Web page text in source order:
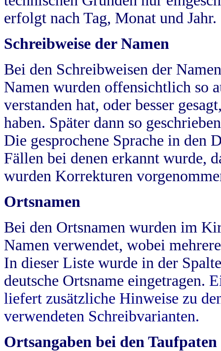
erfolgt nach Tag, Monat und Jahr.
Schreibweise der Namen
Bei den Schreibweisen der
Namen wurden offensichtlich so
verstanden hat, oder besser
haben. Später dann so
Die gesprochene Sprache in
Fällen bei denen erkannt wurde,
wurden Korrekturen
Ortsnamen
Bei den Ortsnamen wurden im
Namen verwendet, wobei
In dieser Liste wurde in der
deutsche Ortsname eingetragen.
liefert zusätzliche Hinweise zu
verwendeten Schreibvarianten.
Ortsangaben bei den Taufpaten